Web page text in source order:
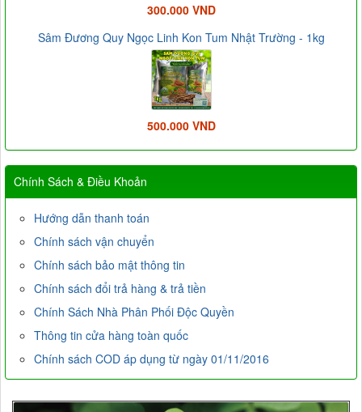
300.000 VND
Sâm Đương Quy Ngọc Linh Kon Tum Nhật Trường - 1kg
500.000 VND
Chính Sách & Điều Khoản
Hướng dẫn thanh toán
Chính sách vận chuyển
Chính sách bảo mật thông tin
Chính sách đổi trả hàng & trả tiền
Chính Sách Nhà Phân Phối Độc Quyền
Thông tin cửa hàng toàn quốc
Chính sách COD áp dụng từ ngày 01/11/2016